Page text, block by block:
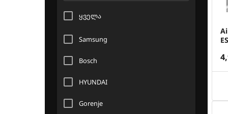
ყველა
Samsung
Bosch
HYUNDAI
Gorenje